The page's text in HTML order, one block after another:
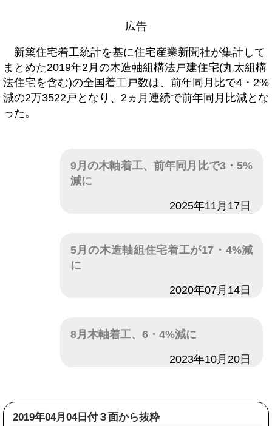
広告
新築住宅着工統計を基に住宅産業新聞社が集計して
まとめた2019年2月の木造軸組構法戸建住宅(丸太組構
法住宅を含む)の全国着工戸数は、前年同月比で4・2%
減の2万3522戸となり、2ヵ月連続で前年同月比減とな
った。
9月の木軸着工、前年同月比で3・5%
減に
2025年11月17日
5月の木造軸組住宅着工が17・4%減
に
2020年07月14日
8月木軸着工、6・4%減に
2023年10月20日
2019年04月04日付３面から抜粋